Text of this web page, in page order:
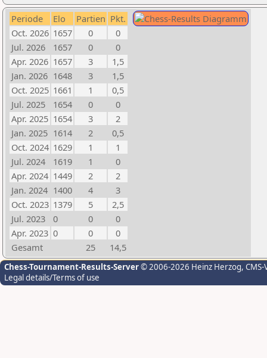
Periode Elo Partien Pkt.
Oct. 2026 1657 0
0
Jul. 2026
1657 0
0
Apr. 2026 1657 3
1,5
Jan. 2026 1648 3
1,5
Oct. 2025 1661 1
0,5
Jul. 2025
1654 0
0
Apr. 2025 1654 3
2
Jan. 2025 1614 2
0,5
Oct. 2024 1629 1
1
Jul. 2024
1619 1
0
Apr. 2024 1449 2
2
Jan. 2024 1400 4
3
Oct. 2023 1379 5
2,5
Jul. 2023
0 0
0
Apr. 2023 0 0
0
Gesamt
25 14,5
Chess-Tournament-Results-Server© 2006-2026 Heinz Herzog,
Legal details/Terms of use